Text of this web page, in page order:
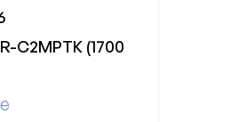
C2MPTK (1700